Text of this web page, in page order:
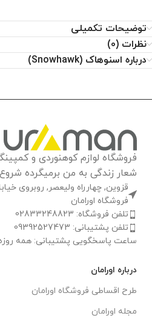
توضیحات تکمیلی
نظرات (0)
درباره اسنوهاک (Snowhawk)
شعار زندگی به من برمیگرده
قزوین, چهارراه ولیعصر, روبروی
فروشگاه اورامان
تلفن فروشگاه: 02833248823
تلفن پشتیبانی: 09392527473
ساعت پاسخگویی پشتیبانی: همه روزه 10 تا
درباره اورامان
طرح اقساطی فروشگاه اورامان
مجله اورامان